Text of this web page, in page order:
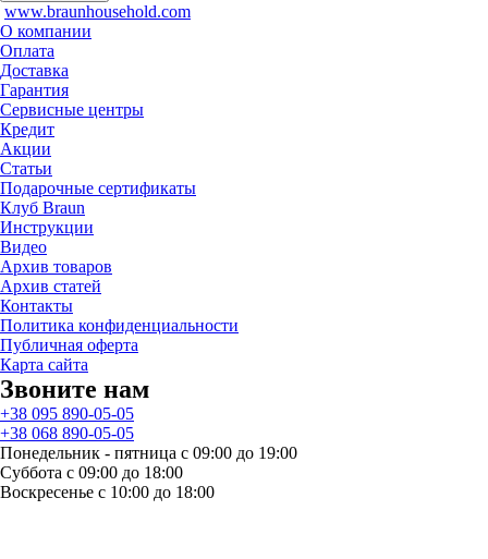
www.braunhousehold.com
О компании
Оплата
Доставка
Гарантия
Сервисные центры
Кредит
Акции
Статьи
Подарочные сертификаты
Клуб Braun
Инструкции
Видео
Архив товаров
Архив статей
Контакты
Политика конфиденциальности
Публичная оферта
Карта сайта
Звоните нам
+38 095 890-05-05
+38 068 890-05-05
Понедельник - пятница с 09:00 до 19:00
Суббота с 09:00 до 18:00
Воскресенье с 10:00 до 18:00